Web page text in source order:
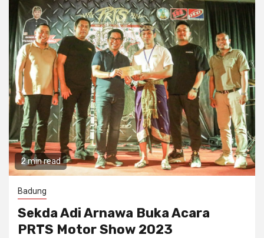
2 min read
Badung
Sekda Adi Arnawa Buka Acara
PRTS Motor Show 2023